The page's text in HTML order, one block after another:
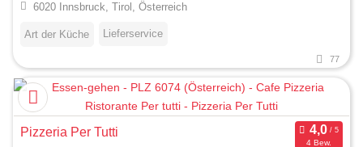
6020 Innsbruck, Tirol, Österreich
Art der Küche Lieferservice
77
Pizzeria Per Tutti
4 Bew.